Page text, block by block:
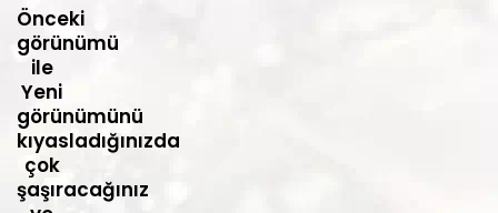
Önceki
görünümü
ile
Yeni
görünümünü
kıyasladığınızda
çok
şaşıracağınız